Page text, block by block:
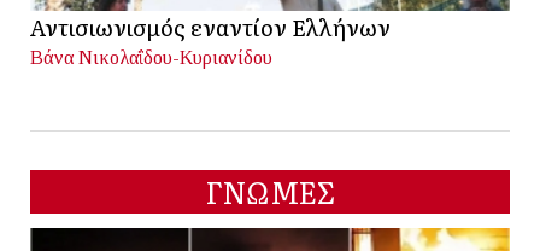
Αντισιωνισμός εναντίον Ελλήνων
Βάνα Νικολαΐδου-Κυριανίδου
ΓΝΩΜΕΣ